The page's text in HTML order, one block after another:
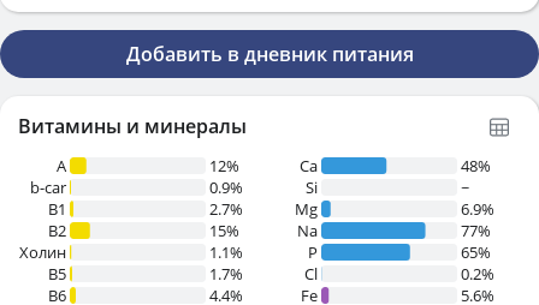
Добавить в дневник питания
Витамины и минералы
A
12%
b-car
0.9%
В1
2.7%
B2
15%
Холин
1.1%
B5
1.7%
B6
4.4%
Ca
48%
Si
~
Mg
6.9%
Na
77%
P
65%
Cl
0.2%
Fe
5.6%